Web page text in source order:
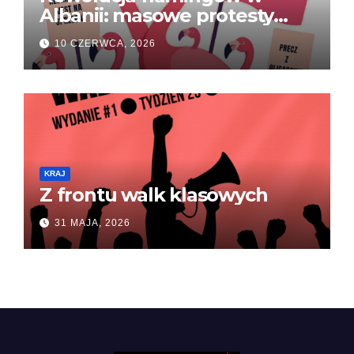
Albanii: masowe protesty
przeciwko imperium rodziny
Trumpów
10 CZERWCA, 2026
KRAJ
Z frontu walk klasowych
31 MAJA, 2026